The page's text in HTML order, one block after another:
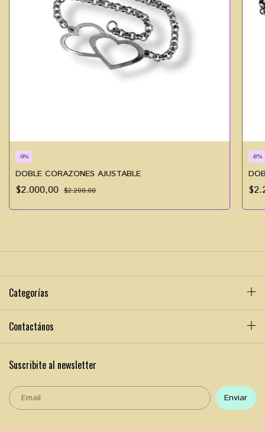
-9%
DOBLE CORAZONES AJUSTABLE
$2.000,00 $2.200,00
-8%
Categorías
Contactános
Suscribite al newsletter